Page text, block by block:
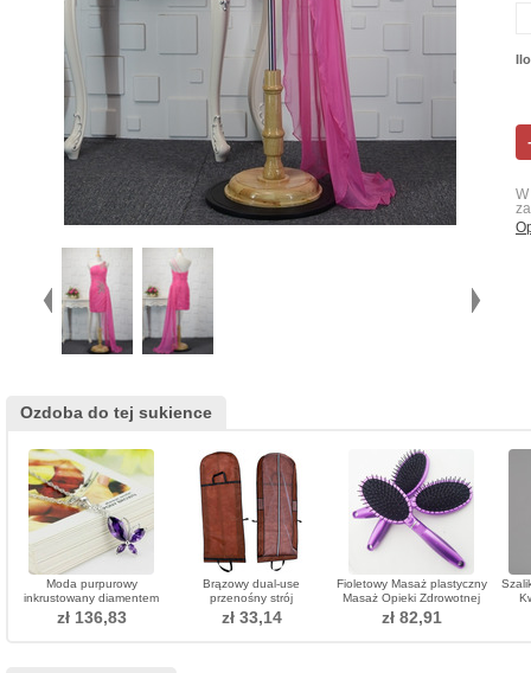
Ozdoba do tej sukience
Moda purpurowy
inkrustowany diamentem
Insect Silver Necklace
zł 136,83
Brązowy dual-use
przenośny strój
pyłoszczelny worek
składany duży ślub pościel
zł 33,14
Fioletowy Masaż plastyczny
Masaż Opieki Zdrowotnej
Oval Mały Adornment
zł 82,91